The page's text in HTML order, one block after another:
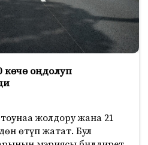
көчө оңдолуп
жолдору жана 21
өтүп жатат. Бул